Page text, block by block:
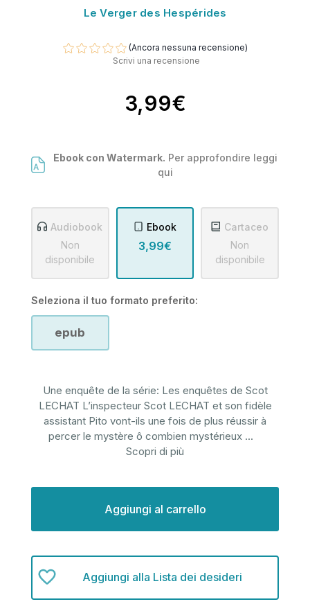
Le Verger des Hespérides
(Ancora nessuna recensione)
Scrivi una recensione
3,99€
Ebook con Watermark. Per approfondire leggi
qui
Audiobook
Non
disponibile
Ebook
3,99€
Cartaceo
Non
disponibile
Seleziona il tuo formato preferito:
epub
Une enquête de la série: Les enquêtes de Scot
LECHAT L’inspecteur Scot LECHAT et son fidèle
assistant Pito vont-ils une fois de plus réussir à
percer le mystère ô combien mystérieux ...
Scopri di più
Aggiungi alla Lista dei desideri